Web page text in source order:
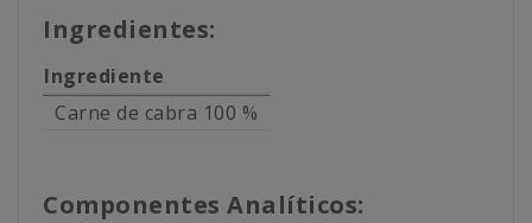
Ingredientes:
Ingrediente
Carne de cabra 100 %
Componentes Analíticos: